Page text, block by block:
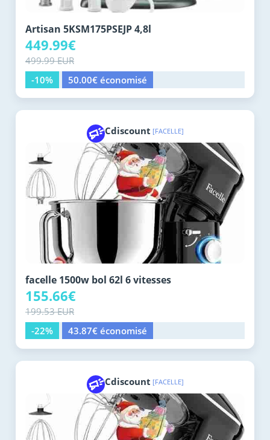
Artisan 5KSM175PSEJP 4,8l
449.99€
499.99 EUR
-10%
50.00€ économisé
Cdiscount [FACELLE]
facelle 1500w bol 62l 6 vitesses
155.66€
199.53 EUR
-22%
43.87€ économisé
Cdiscount [FACELLE]